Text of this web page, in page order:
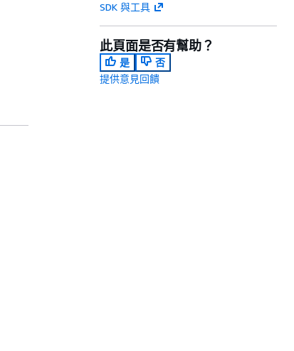
SDK 與工具
此頁面是否有幫助？
是
否
提供意見回饋